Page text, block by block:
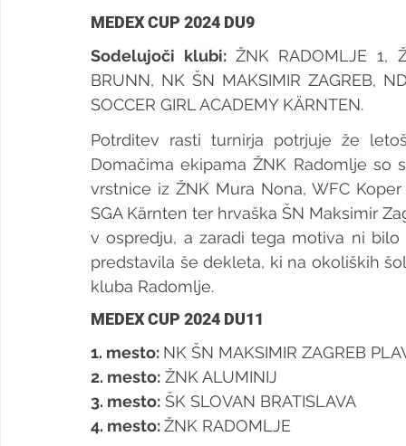
MEDEX CUP 2024 DU9
Sodelujoči klubi: ŽNK RADOMLJE 1,
BRUNN, NK ŠN MAKSIMIR ZAGREB,
SOCCER GIRL ACADEMY KÄRNTEN.
Potrditev rasti turnirja potrjuje že
Domačima ekipama ŽNK Radomlje
vrstnice iz ŽNK Mura Nona, WFC
SGA Kärnten ter hrvaška ŠN Maksimir
v ospredju, a zaradi tega motiva ni
predstavila še dekleta, ki na okoliških
kluba Radomlje.
MEDEX CUP 2024 DU11
1. mesto: NK ŠN MAKSIMIR ZAGREB
2. mesto: ŽNK ALUMINIJ
3. mesto: ŠK SLOVAN BRATISLAVA
4. mesto: ŽNK RADOMLJE